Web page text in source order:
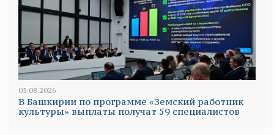
05.08.2026
В Башкирии по программе «Земский работник
культуры» выплаты получат 59 специалистов